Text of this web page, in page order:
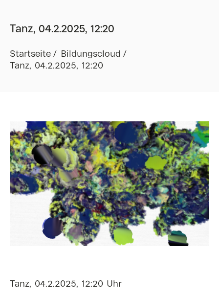
Tanz, 04.2.2025, 12:20
Startseite
Bildungscloud
Tanz, 04.2.2025, 12:20
Tanz, 04.2.2025, 12:20 Uhr